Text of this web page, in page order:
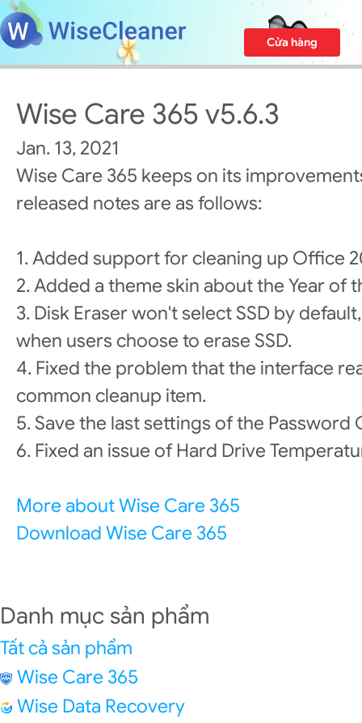
Cửa hàng
Wise Care 365 v5.6.3
Jan. 13, 2021
Wise Care 365 keeps on its
released notes are as follows:
1. Added support for cleaning up Office
2. Added a theme skin about the Year of
3. Disk Eraser won't select SSD by
when users choose to erase SSD.
4. Fixed the problem that the interface
common cleanup item.
5. Save the last settings of the Password
6. Fixed an issue of Hard Drive
More about Wise Care 365
Download Wise Care 365
Danh mục sản phẩm
Tất cả sản phẩm
Wise Care 365
Wise Data Recovery